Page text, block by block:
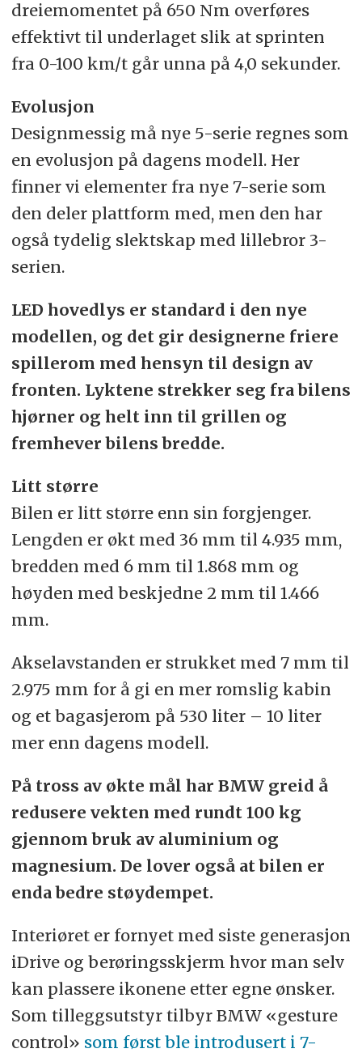
dreiemomentet på 650 Nm overføres
effektivt til underlaget slik at sprinten
fra 0-100 km/t går unna på 4,0 sekunder.
Evolusjon
Designmessig må nye 5-serie regnes som
en evolusjon på dagens modell. Her
finner vi elementer fra nye 7-serie som
den deler plattform med, men den har
også tydelig slektskap med lillebror 3-
serien.
LED hovedlys er standard i den nye
modellen, og det gir designerne friere
spillerom med hensyn til design av
fronten. Lyktene strekker seg fra bilens
hjørner og helt inn til grillen og
fremhever bilens bredde.
Litt større
Bilen er litt større enn sin forgjenger.
Lengden er økt med 36 mm til 4.935 mm,
bredden med 6 mm til 1.868 mm og
høyden med beskjedne 2 mm til 1.466
mm.
Akselavstanden er strukket med 7 mm til
2.975 mm for å gi en mer romslig kabin
og et bagasjerom på 530 liter – 10 liter
mer enn dagens modell.
På tross av økte mål har BMW greid å
redusere vekten med rundt 100 kg
gjennom bruk av aluminium og
magnesium. De lover også at bilen er
enda bedre støydempet.
Interiøret er fornyet med siste generasjon
iDrive og berøringsskjerm hvor man selv
kan plassere ikonene etter egne ønsker.
Som tilleggsutstyr tilbyr BMW «gesture
control» som først ble introdusert i 7-